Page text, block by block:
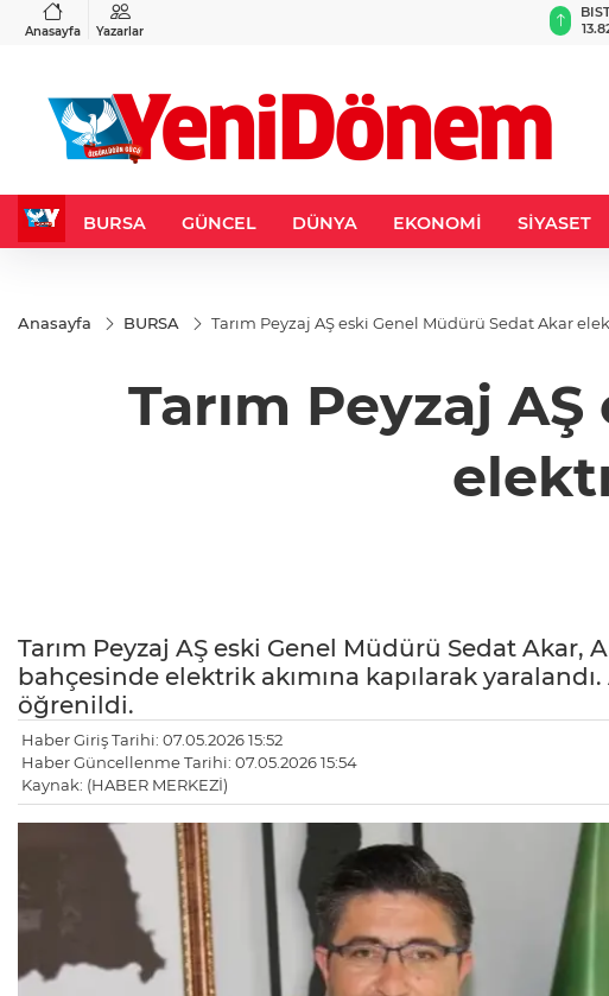
Anasayfa Yazarlar
%-0,22
BURSA GÜNCEL DÜNYA EKONOMİ SİYASET
Anasayfa BURSA Tarım Peyzaj AŞ eski Genel Müdürü Sedat Akar
Tarım Peyzaj
Tarım Peyzaj AŞ eski Genel Müdürü Sedat Akar,
bahçesinde elektrik akımına kapılarak yaralandı.
öğrenildi.
Haber Giriş Tarihi: 07.05.2026 15:52
Haber Güncellenme Tarihi: 07.05.2026 15:54
Kaynak: (HABER MERKEZİ)